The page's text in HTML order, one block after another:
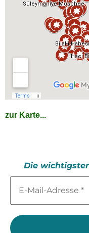
zur Karte...
Die
Mail-
*